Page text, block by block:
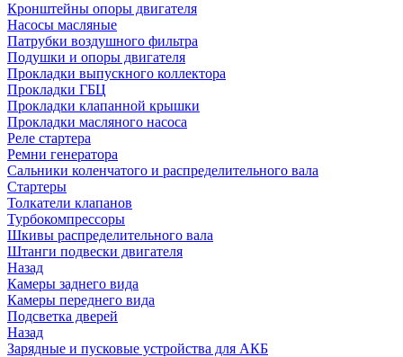
Кронштейны опоры двигателя
Насосы масляные
Патрубки воздушного фильтра
Подушки и опоры двигателя
Прокладки выпускного коллектора
Прокладки ГБЦ
Прокладки клапанной крышки
Прокладки масляного насоса
Реле стартера
Ремни генератора
Сальники коленчатого и распределительного вала
Стартеры
Толкатели клапанов
Турбокомпрессоры
Шкивы распределительного вала
Штанги подвески двигателя
Назад
Камеры заднего вида
Камеры переднего вида
Подсветка дверей
Назад
Зарядные и пусковые устройства для АКБ